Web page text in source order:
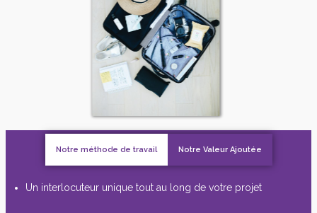
Notre méthode de travail Notre Valeur Ajoutée
Un interlocuteur unique tout au long de votre projet